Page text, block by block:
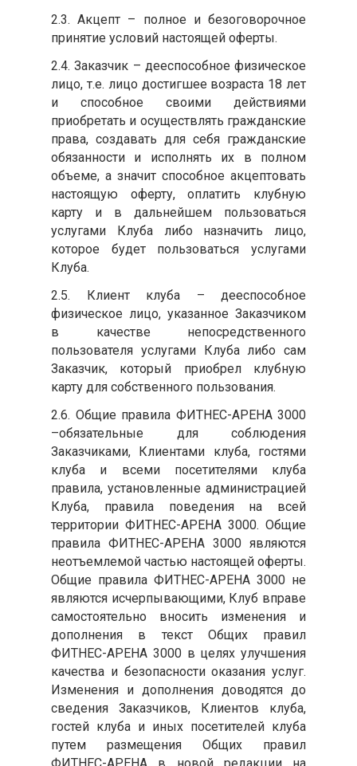
2.3. Акцепт – полное и безоговорочное
принятие условий настоящей оферты.
2.4. Заказчик – дееспособное физическое
лицо, т.е. лицо достигшее возраста 18 лет
и способное своими действиями
приобретать и осуществлять гражданские
права, создавать для себя гражданские
обязанности и исполнять их в полном
объеме, а значит способное акцептовать
настоящую оферту, оплатить клубную
карту и в дальнейшем пользоваться
услугами Клуба либо назначить лицо,
которое будет пользоваться услугами
Клуба.
2.5. Клиент клуба – дееспособное
физическое лицо, указанное Заказчиком
в качестве непосредственного
пользователя услугами Клуба либо сам
Заказчик, который приобрел клубную
карту для собственного пользования.
2.6. Общие правила ФИТНЕС-АРЕНА 3000
–обязательные для соблюдения
Заказчиками, Клиентами клуба, гостями
клуба и всеми посетителями клуба
правила, установленные администрацией
Клуба, правила поведения на всей
территории ФИТНЕС-АРЕНА 3000. Общие
правила ФИТНЕС-АРЕНА 3000 являются
неотъемлемой частью настоящей оферты.
Общие правила ФИТНЕС-АРЕНА 3000 не
являются исчерпывающими, Клуб вправе
самостоятельно вносить изменения и
дополнения в текст Общих правил
ФИТНЕС-АРЕНА 3000 в целях улучшения
качества и безопасности оказания услуг.
Изменения и дополнения доводятся до
сведения Заказчиков, Клиентов клуба,
гостей клуба и иных посетителей клуба
путем размещения Общих правил
ФИТНЕС-АРЕНА в новой редакции на